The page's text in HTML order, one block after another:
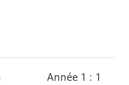
Année 1 : 1